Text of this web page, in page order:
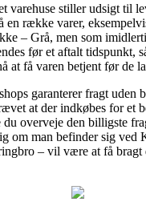
varehuse stiller udsigt til
en række varer,
– Grå, men som
før et aftalt tidspunkt,
at få varen betjent før de
garanterer fragt uden
at der indkøbes for et
overveje den billigste
om man befinder sig ved
– vil være at få